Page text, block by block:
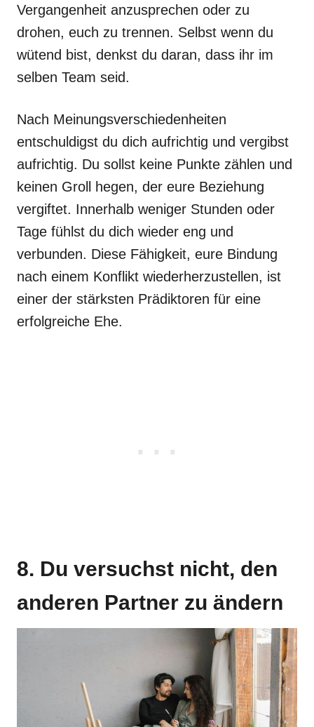
Vergangenheit anzusprechen oder zu
drohen, euch zu trennen. Selbst wenn du
wütend bist, denkst du daran, dass ihr im
selben Team seid.
Nach Meinungsverschiedenheiten
entschuldigst du dich aufrichtig und vergibst
aufrichtig. Du sollst keine Punkte zählen und
keinen Groll hegen, der eure Beziehung
vergiftet. Innerhalb weniger Stunden oder
Tage fühlst du dich wieder eng und
verbunden. Diese Fähigkeit, eure Bindung
nach einem Konflikt wiederherzustellen, ist
einer der stärksten Prädiktoren für eine
erfolgreiche Ehe.
8. Du versuchst nicht, den
anderen Partner zu ändern